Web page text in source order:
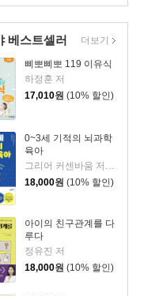
베스트셀러
삐뽀삐뽀 119 이유식
하정훈 저
17,010원 (10% 할인)
0~3세 기적의 뇌과학
육아
그리어 커센바움 저/이은정 역
18,000원 (10% 할인)
아이의 친구관계를 다
루다
정유진 저
18,000원 (10% 할인)
더보기